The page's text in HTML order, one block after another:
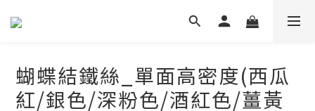
蝴蝶結鐵絲_單面高密度(西瓜
紅/銀色/深粉色/酒紅色/薑黃